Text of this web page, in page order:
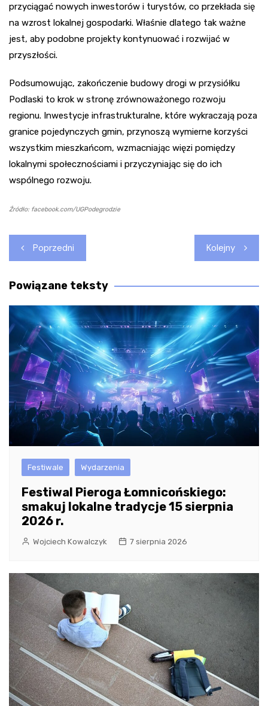
przyciągać nowych inwestorów i turystów, co przekłada się
na wzrost lokalnej gospodarki. Właśnie dlatego tak ważne
jest, aby podobne projekty kontynuować i rozwijać w
przyszłości.
Podsumowując, zakończenie budowy drogi w przysiółku
Podlaski to krok w stronę zrównoważonego rozwoju
regionu. Inwestycje infrastrukturalne, które wykraczają poza
granice pojedynczych gmin, przynoszą wymierne korzyści
wszystkim mieszkańcom, wzmacniając więzi pomiędzy
lokalnymi społecznościami i przyczyniając się do ich
wspólnego rozwoju.
Źródło: facebook.com/UGPodegrodzie
Nawigacja
wpisu
Poprzedni Kolejny
Powiązane teksty
Festiwale Wydarzenia
Festiwal Pieroga Łomnicońskiego:
smakuj lokalne tradycje 15 sierpnia
2026 r.
Wojciech Kowalczyk 7 sierpnia 2026